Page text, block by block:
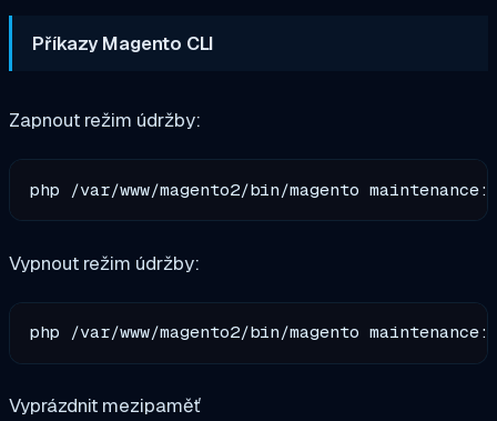
Příkazy Magento CLI
Zapnout režim údržby:
Vypnout režim údržby:
Vyprázdnit mezipaměť